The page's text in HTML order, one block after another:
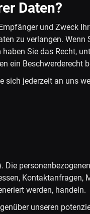
Daten?
und Zweck
zu verlangen.
Sie das Recht,
ein
sich jederzeit an uns
werden, handeln.
unseren